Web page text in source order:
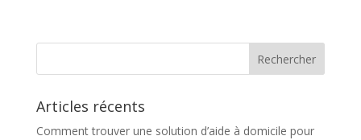
Articles récents
Comment trouver une solution d’aide à domicile pour